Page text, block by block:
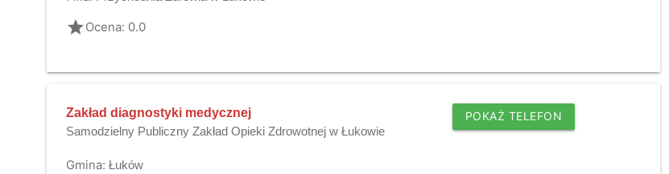
gradeOcena: 0.0
Zakład diagnostyki medycznej
Samodzielny Publiczny Zakład Opieki Zdrowotnej w Łukowie
POKAŻ TELEFON
Gmina: Łuków